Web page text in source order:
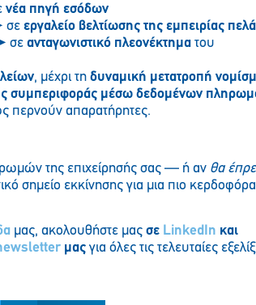
νέα πηγή εσόδων
σε εργαλείο βελτίωσης της εμπειρίας
σε ανταγωνιστικό πλεονέκτημα του
, μέχρι τη δυναμική μετατροπή
συμπεριφοράς μέσω δεδομένων
περνούν απαρατήρητες.
της επιχείρησής σας — ή αν θα
σημείο εκκίνησης για μια πιο
μας, ακολουθήστε μας σε LinkedIn και
μας για όλες τις τελευταίες